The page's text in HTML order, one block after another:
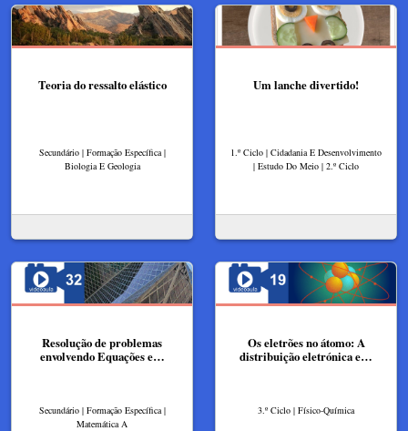
Teoria do ressalto elástico
Secundário | Formação Específica |
Biologia E Geologia
Um lanche divertido!
1.º Ciclo | Cidadania E Desenvolvimento
| Estudo Do Meio | 2.º Ciclo
Resolução de problemas
envolvendo Equações e…
Secundário | Formação Específica |
Matemática A
Os eletrões no átomo: A
distribuição eletrónica e…
3.º Ciclo | Físico-Química